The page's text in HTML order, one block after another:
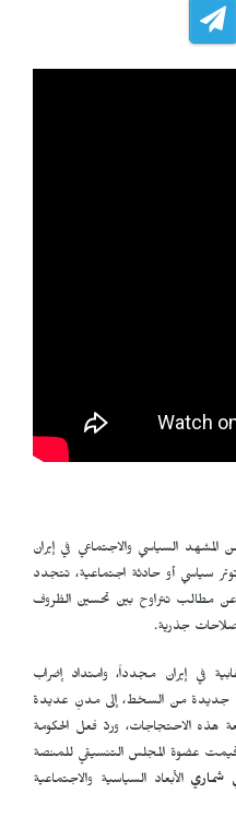
السياسي والاجتماعي في إيران
سياسي أو حادثة اجتماعية، تتجدد
مطالب تتراوح بين تحسين الظروف
جذرية.
في إيران مجدداً، وامتداد إضراب
جديدة من السخط، إلى مدنٍ عديدة
هذه الاحتجاجات، وردّ فعل الحكومة
قيمت عضوة المجلس التنسيقي للمنصة
شماري الأبعاد السياسية والاجتماعية